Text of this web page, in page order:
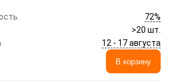
72%
>20 шт.
12 - 17 августа
В корзину